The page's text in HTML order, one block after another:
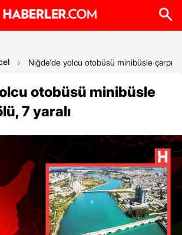
Niğde'de yolcu otobüsü minibüsle
otobüsü minibüsle
7 yaralı